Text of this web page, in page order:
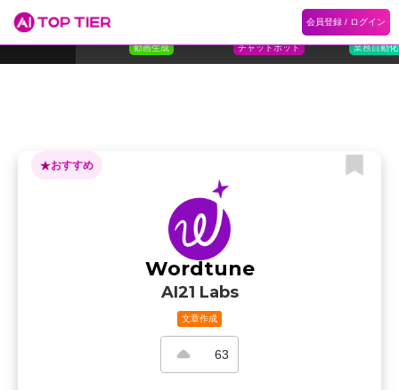
会員登録 / ログイン
ランキング
動画生成 チャットボット
3
Flokzu
業務自動化
おすすめ
Wordtune
AI21 Labs
文章作成
63
ホーム 記事